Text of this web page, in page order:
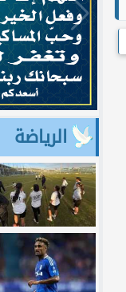
الرياضة